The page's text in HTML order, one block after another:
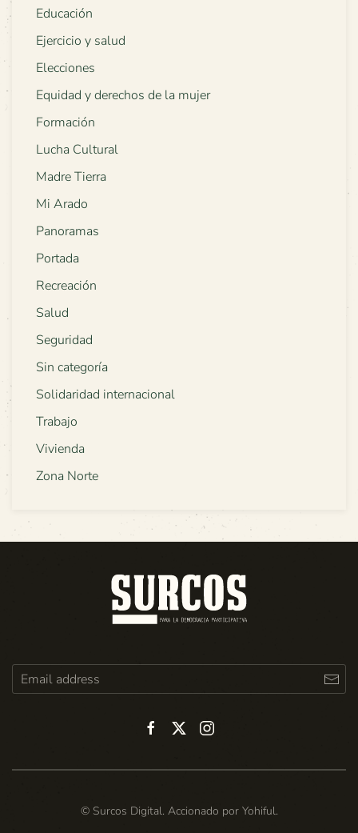
Educación
Ejercicio y salud
Elecciones
Equidad y derechos de la mujer
Formación
Lucha Cultural
Madre Tierra
Mi Arado
Panoramas
Portada
Recreación
Salud
Seguridad
Sin categoría
Solidaridad internacional
Trabajo
Vivienda
Zona Norte
© Surcos Digital. Accionado por Yohiful.